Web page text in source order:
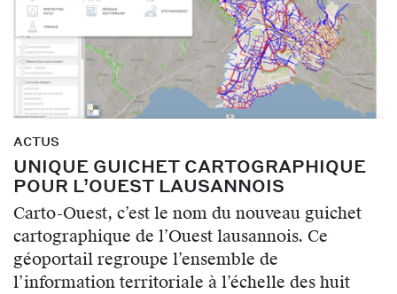
ACTUS
UNIQUE GUICHET CARTOGRAPHIQUE
POUR L’OUEST LAUSANNOIS
Carto-Ouest, c’est le nom du nouveau guichet
cartographique de l’Ouest lausannois. Ce
géoportail regroupe l’ensemble de
l’information territoriale à l’échelle des huit